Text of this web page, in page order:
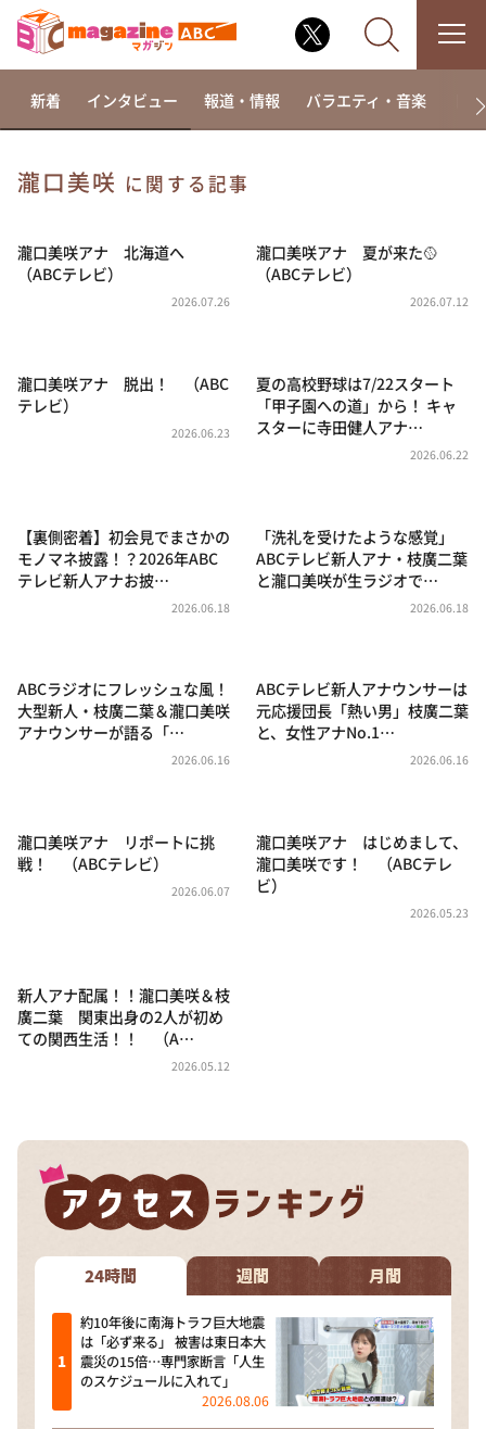
相席食堂
これ余談なんですけど・・・
探偵！ナイトスクープ
河合＆A.B.C-Z塚田×福井アナ「なんでやねん！？」
本日はダイアンなり！シーズン２
朝だ！生です旅サラダ
教えて！ニュースライブ 正義のミカタ
新婚さんいらっしゃい！
ポツンと一軒家
ザキ山小屋本館
アナ回覧板
新着 インタビュー 報道・情報 バラエティ・音楽 ド
瀧口美咲 に関する記事
瀧口美咲アナ 北海道へ
（ABCテレビ）
2026.07.26
瀧口美咲アナ 夏が来た🥎
（ABCテレビ）
2026.07.12
瀧口美咲アナ 脱出！ （ABC
テレビ）
2026.06.23
夏の高校野球は7/22スタート
「甲子園への道」から！ キャ
スターに寺田健人アナ…
2026.06.22
【裏側密着】初会見でまさかの
モノマネ披露！？2026年ABC
テレビ新人アナお披…
2026.06.18
「洗礼を受けたような感覚」
ABCテレビ新人アナ・枝廣二葉
と瀧口美咲が生ラジオで…
2026.06.18
ABCラジオにフレッシュな風！
大型新人・枝廣二葉＆瀧口美咲
アナウンサーが語る「…
2026.06.16
ABCテレビ新人アナウンサーは
元応援団長「熱い男」枝廣二葉
と、女性アナNo.1…
2026.06.16
瀧口美咲アナ リポートに挑
戦！ （ABCテレビ）
2026.06.07
瀧口美咲アナ はじめまして、
瀧口美咲です！ （ABCテレ
ビ）
2026.05.23
新人アナ配属！！瀧口美咲＆枝
廣二葉 関東出身の2人が初め
ての関西生活！！ （A…
2026.05.12
24時間 週間 月間
約10年後に南海トラフ巨大地震
は「必ず来る」 被害は東日本大
震災の15倍…専門家断言「人生
のスケジュールに入れて」
2026.08.06